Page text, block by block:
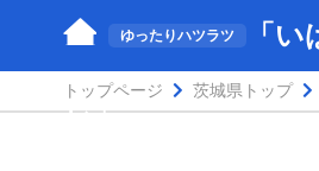
ゆったりハツラツ 「
し」
トップページ 茨城県トップ